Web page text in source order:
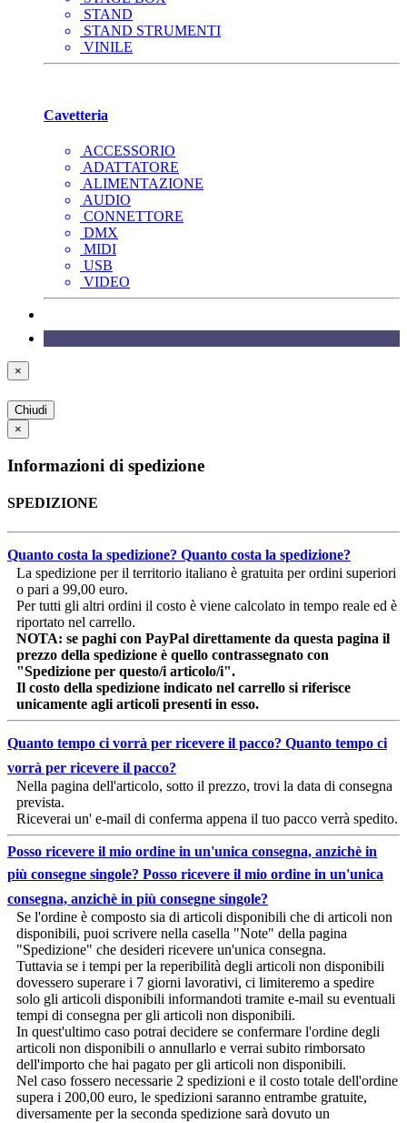
STAND
STAND STRUMENTI
VINILE
Cavetteria
ACCESSORIO
ADATTATORE
ALIMENTAZIONE
AUDIO
CONNETTORE
DMX
MIDI
USB
VIDEO
×
Chiudi
×
Informazioni di spedizione
SPEDIZIONE
Quanto costa la spedizione? Quanto costa la spedizione?
La spedizione per il territorio italiano è gratuita per ordini superiori
o pari a 99,00 euro.
Per tutti gli altri ordini il costo è viene calcolato in tempo reale ed è
riportato nel carrello.
NOTA: se paghi con PayPal direttamente da questa pagina il
prezzo della spedizione è quello contrassegnato con
"Spedizione per questo/i articolo/i".
Il costo della spedizione indicato nel carrello si riferisce
unicamente agli articoli presenti in esso.
Quanto tempo ci vorrà per ricevere il pacco? Quanto tempo ci
vorrà per ricevere il pacco?
Nella pagina dell'articolo, sotto il prezzo, trovi la data di consegna
prevista.
Riceverai un' e-mail di conferma appena il tuo pacco verrà spedito.
Posso ricevere il mio ordine in un'unica consegna, anzichè in
più consegne singole? Posso ricevere il mio ordine in un'unica
consegna, anzichè in più consegne singole?
Se l'ordine è composto sia di articoli disponibili che di articoli non
disponibili, puoi scrivere nella casella "Note" della pagina
"Spedizione" che desideri ricevere un'unica consegna.
Tuttavia se i tempi per la reperibilità degli articoli non disponibili
dovessero superare i 7 giorni lavorativi, ci limiteremo a spedire
solo gli articoli disponibili informandoti tramite e-mail su eventuali
tempi di consegna per gli articoli non disponibili.
In quest'ultimo caso potrai decidere se confermare l'ordine degli
articoli non disponibili o annullarlo e verrai subito rimborsato
dell'importo che hai pagato per gli articoli non disponibili.
Nel caso fossero necessarie 2 spedizioni e il costo totale dell'ordine
supera i 200,00 euro, le spedizioni saranno entrambe gratuite,
diversamente per la seconda spedizione sarà dovuto un